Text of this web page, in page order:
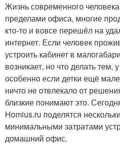
Жизнь современного
пределами офиса, многие
кто-то и вовсе перешёл на
интернет. Если человек
устроить кабинет в
возникает, но что делать тем,
особенно если детки ещё
ничто не отвлекало от
близкие понимают это.
Homius.ru поделятся
минимальными затратами
домашний офис.